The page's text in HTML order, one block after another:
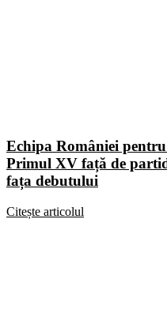
Echipa României
Primul XV față de
fața debutului
Citește articolul